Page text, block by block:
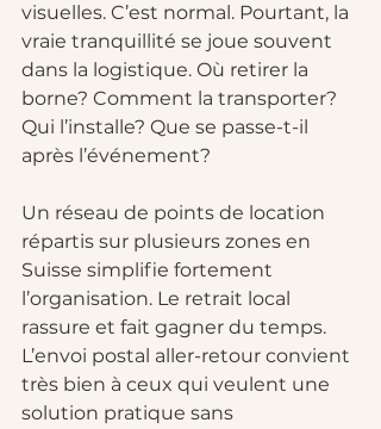
visuelles. C’est normal. Pourtant, la
vraie tranquillité se joue souvent
dans la logistique. Où retirer la
borne? Comment la transporter?
Qui l’installe? Que se passe-t-il
après l’événement?
Un réseau de points de location
répartis sur plusieurs zones en
Suisse simplifie fortement
l’organisation. Le retrait local
rassure et fait gagner du temps.
L’envoi postal aller-retour convient
très bien à ceux qui veulent une
solution pratique sans